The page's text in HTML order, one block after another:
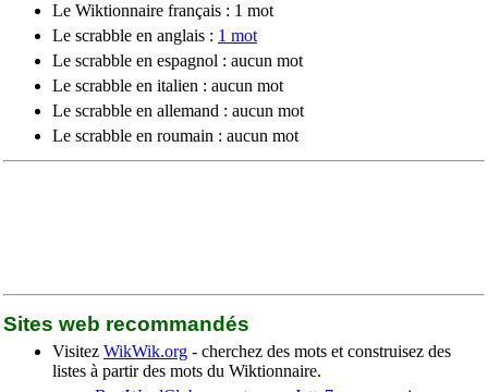
Le Wiktionnaire français : 1 mot
Le scrabble en anglais : 1 mot
Le scrabble en espagnol : aucun mot
Le scrabble en italien : aucun mot
Le scrabble en allemand : aucun mot
Le scrabble en roumain : aucun mot
Sites web recommandés
Visitez WikWik.org - cherchez des mots et construisez des
listes à partir des mots du Wiktionnaire.